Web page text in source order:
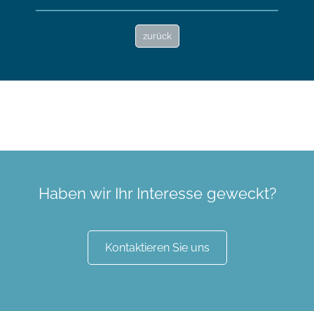
zurück
Haben wir Ihr Interesse geweckt?
Kontaktieren Sie uns